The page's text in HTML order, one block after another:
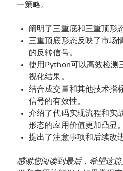
一策略。
阐明了三重底和三重顶形
三重顶底形态反映了市场
的反转信号。
使用Python可以高效检测
视化结果。
结合成交量和其他技术指
信号的有效性。
介绍了代码实现流程和实
形态的应用价值更加凸显。
提出了注意事项和后续改
感谢您阅读到最后，希望这